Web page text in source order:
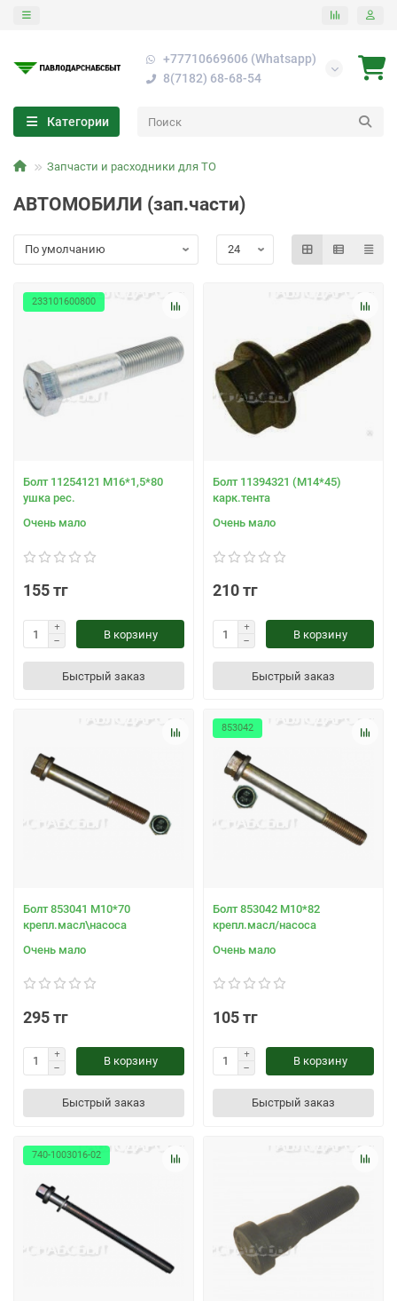
+77710669606 (Whatsapp)
8(7182) 68-68-54
Категории
Запчасти и расходники для ТО
АВТОМОБИЛИ (зап.части)
233101600800
Болт 11254121 М16*1,5*80
ушка рес.
Очень мало
155 тг
В корзину
Быстрый заказ
Болт 11394321 (М14*45)
карк.тента
Очень мало
210 тг
В корзину
Быстрый заказ
Болт 853041 М10*70
крепл.масл\насоса
Очень мало
295 тг
В корзину
Быстрый заказ
853042
Болт 853042 М10*82
крепл.масл/насоса
Очень мало
105 тг
В корзину
Быстрый заказ
740-1003016-02